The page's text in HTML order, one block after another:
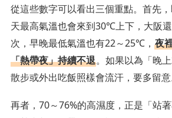
從這些數字可以看出三個重點。首先
天最高氣溫也會來到30℃上下，大阪
次，早晚最低氣溫也有22～25℃， 夜
「熱帶夜」持續不退。如果以為「晚
散步或外出吃飯照樣會流汗，要多留意
再者，70～76%的高濕度，正是「站